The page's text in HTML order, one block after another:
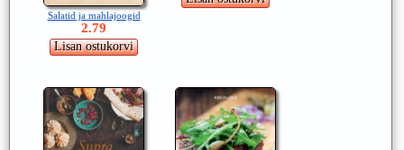
Salatid ja mahlajoogid
2.79